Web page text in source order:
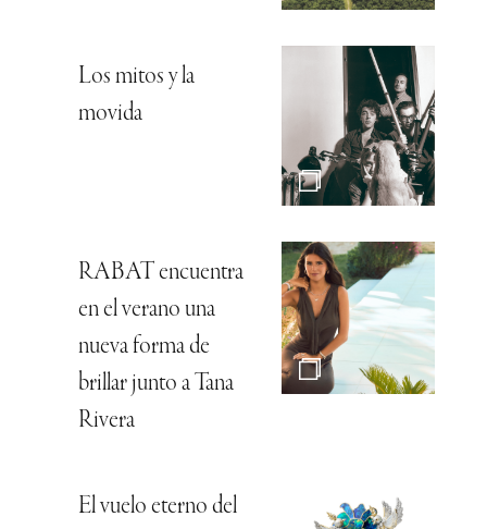
Los mitos y la
movida
RABAT encuentra
en el verano una
nueva forma de
brillar junto a Tana
Rivera
El vuelo eterno del